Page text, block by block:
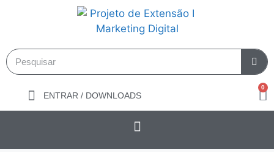
ENTRAR / DOWNLOADS
0